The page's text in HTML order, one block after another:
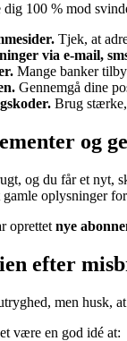
100 % mod
Tjek, at
via e-mail,
Mange banker
Gennemgå dine
Brug
og
og du får et nyt,
oplysninger
oprettet nye
efter
men husk,
være en god idé at: